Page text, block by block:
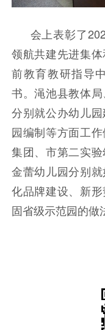
会上表彰了
领航共建先进集
前教育教研指导
书。渑池县教体
分别就公办幼儿
园编制等方面工
集团、市第二实
金蕾幼儿园分别
化品牌建设、新
固省级示范园的做